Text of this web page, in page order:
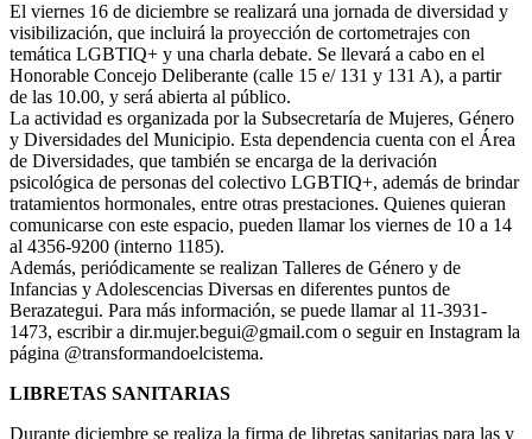
El viernes 16 de diciembre se realizará una jornada de diversidad y
visibilización, que incluirá la proyección de cortometrajes con
temática LGBTIQ+ y una charla debate. Se llevará a cabo en el
Honorable Concejo Deliberante (calle 15 e/ 131 y 131 A), a partir
de las 10.00, y será abierta al público.
La actividad es organizada por la Subsecretaría de Mujeres, Género
y Diversidades del Municipio. Esta dependencia cuenta con el Área
de Diversidades, que también se encarga de la derivación
psicológica de personas del colectivo LGBTIQ+, además de brindar
tratamientos hormonales, entre otras prestaciones. Quienes quieran
comunicarse con este espacio, pueden llamar los viernes de 10 a 14
al 4356-9200 (interno 1185).
Además, periódicamente se realizan Talleres de Género y de
Infancias y Adolescencias Diversas en diferentes puntos de
Berazategui. Para más información, se puede llamar al 11-3931-
1473, escribir a dir.mujer.begui@gmail.com o seguir en Instagram la
página @transformandoelcistema.
LIBRETAS SANITARIAS
Durante diciembre se realiza la firma de libretas sanitarias para las y